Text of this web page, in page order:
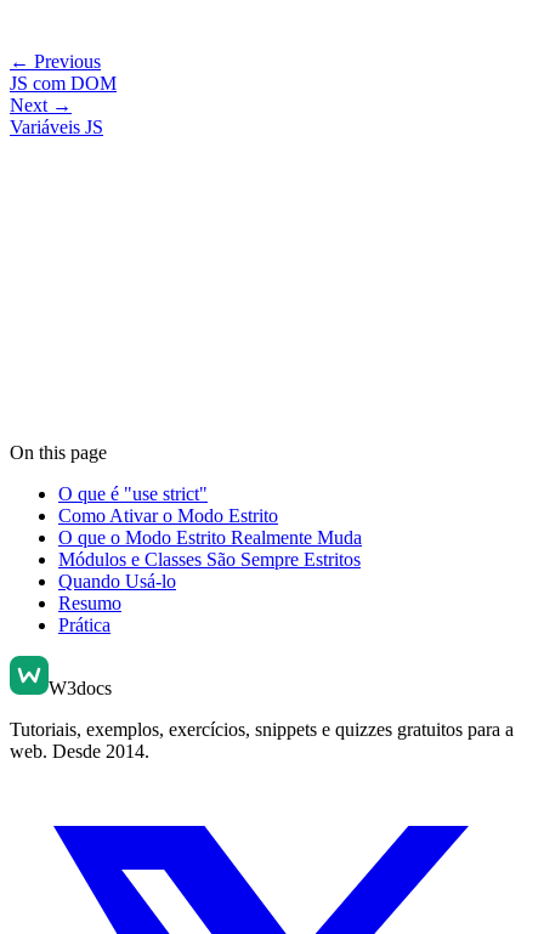
← Previous
JS com DOM
Next →
Variáveis JS
On this page
O que é "use strict"
Como Ativar o Modo Estrito
O que o Modo Estrito Realmente Muda
Módulos e Classes São Sempre Estritos
Quando Usá-lo
Resumo
Prática
W3docs
Tutoriais, exemplos, exercícios, snippets e quizzes gratuitos para a
web. Desde 2014.